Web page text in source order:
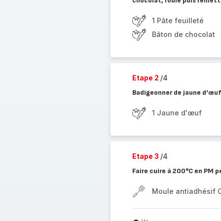
1 Pâte feuilleté
Bâton de chocolat
Etape 2 /4
Badigeonner de jaune d'œuf
1 Jaune d'œuf
Etape 3 /4
Faire cuire à 200°C en PM
Moule antiadhésif